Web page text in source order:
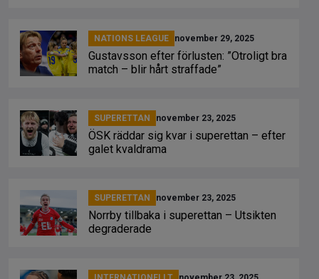
NATIONS LEAGUE november 29, 2025
Gustavsson efter förlusten: ”Otroligt bra
match – blir hårt straffade”
SUPERETTAN november 23, 2025
ÖSK räddar sig kvar i superettan – efter
galet kvaldrama
SUPERETTAN november 23, 2025
Norrby tillbaka i superettan – Utsikten
degraderade